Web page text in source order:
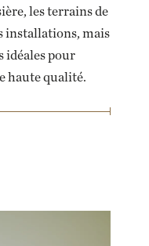
les terrains de
installations, mais
idéales pour
haute qualité.